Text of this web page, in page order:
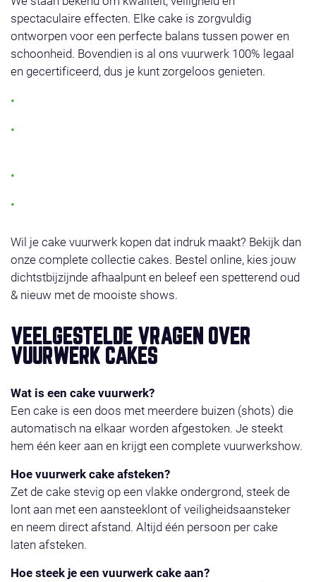
spectaculaire effecten. Elke cake is zorgvuldig
ontworpen voor een perfecte balans tussen power en
schoonheid. Bovendien is al ons vuurwerk 100% legaal
en gecertificeerd, dus je kunt zorgeloos genieten.
Wil je cake vuurwerk kopen dat indruk maakt? Bekijk dan
onze complete collectie cakes. Bestel online, kies jouw
dichtstbijzijnde afhaalpunt en beleef een spetterend oud
& nieuw met de mooiste shows.
VEELGESTELDE VRAGEN OVER
VUURWERK CAKES
Wat is een cake vuurwerk?
Een cake is een doos met meerdere buizen (shots) die
automatisch na elkaar worden afgestoken. Je steekt
hem één keer aan en krijgt een complete vuurwerkshow.
Hoe vuurwerk cake afsteken?
Zet de cake stevig op een vlakke ondergrond, steek de
lont aan met een aansteeklont of veiligheidsaansteker
en neem direct afstand. Altijd één persoon per cake
laten afsteken.
Hoe steek je een vuurwerk cake aan?